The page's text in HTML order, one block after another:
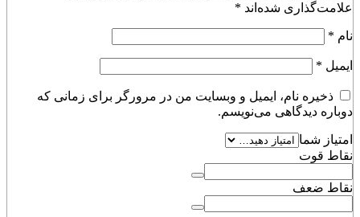
علامت‌گذاری شده‌اند *
نام *
ایمیل *
ذخیره نام، ایمیل و وبسایت من در مرورگر برای زمانی که
دوباره دیدگاهی می‌نویسم.
امتیاز شما
نقاط قوت
نقاط ضعف